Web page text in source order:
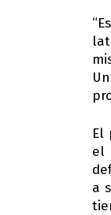
El
el
a